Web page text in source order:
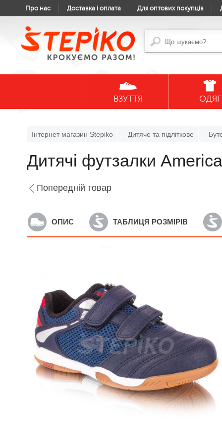
Про нас Доставка і оплата Для оптових покупців
ВЗУТТЯ ОДЯГ
Інтернет магазин Stepiko Дитяче та підліткове
Дитячі футзалки
Попередній товар
ОПИС ТАБЛИЦЯ РОЗМІРІВ